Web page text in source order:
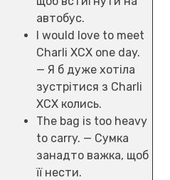
автобус.
I would love to meet
Charli XCX one day.
— Я б дуже хотіла
зустрітися з Charli
XCX колись.
The bag is too heavy
to carry. — Сумка
занадто важка, щоб
її нести.